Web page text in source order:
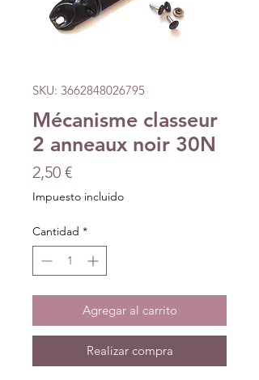
SKU: 3662848026795
Mécanisme classeur
2 anneaux noir 30N
2,50 €Precio
Impuesto incluido
Cantidad *
Agregar al carrito
Realizar compra